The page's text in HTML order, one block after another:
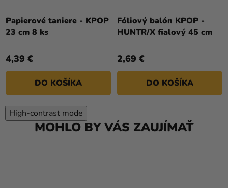
Papierové taniere - KPOP
23 cm 8 ks
4,39 €
DO KOŠÍKA
Fóliový balón KPOP -
HUNTR/X fialový 45 cm
2,69 €
DO KOŠÍKA
High-contrast mode
MOHLO BY VÁS ZAUJÍMAŤ